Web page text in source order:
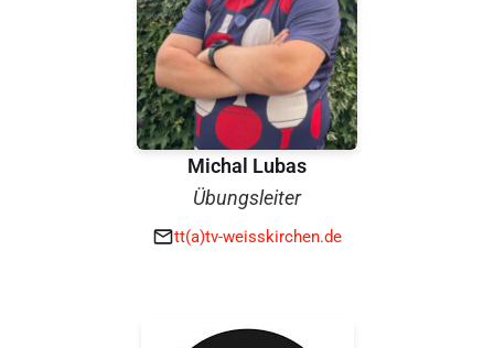
Michal Lubas
Übungsleiter
tt(a)tv-weisskirchen.de